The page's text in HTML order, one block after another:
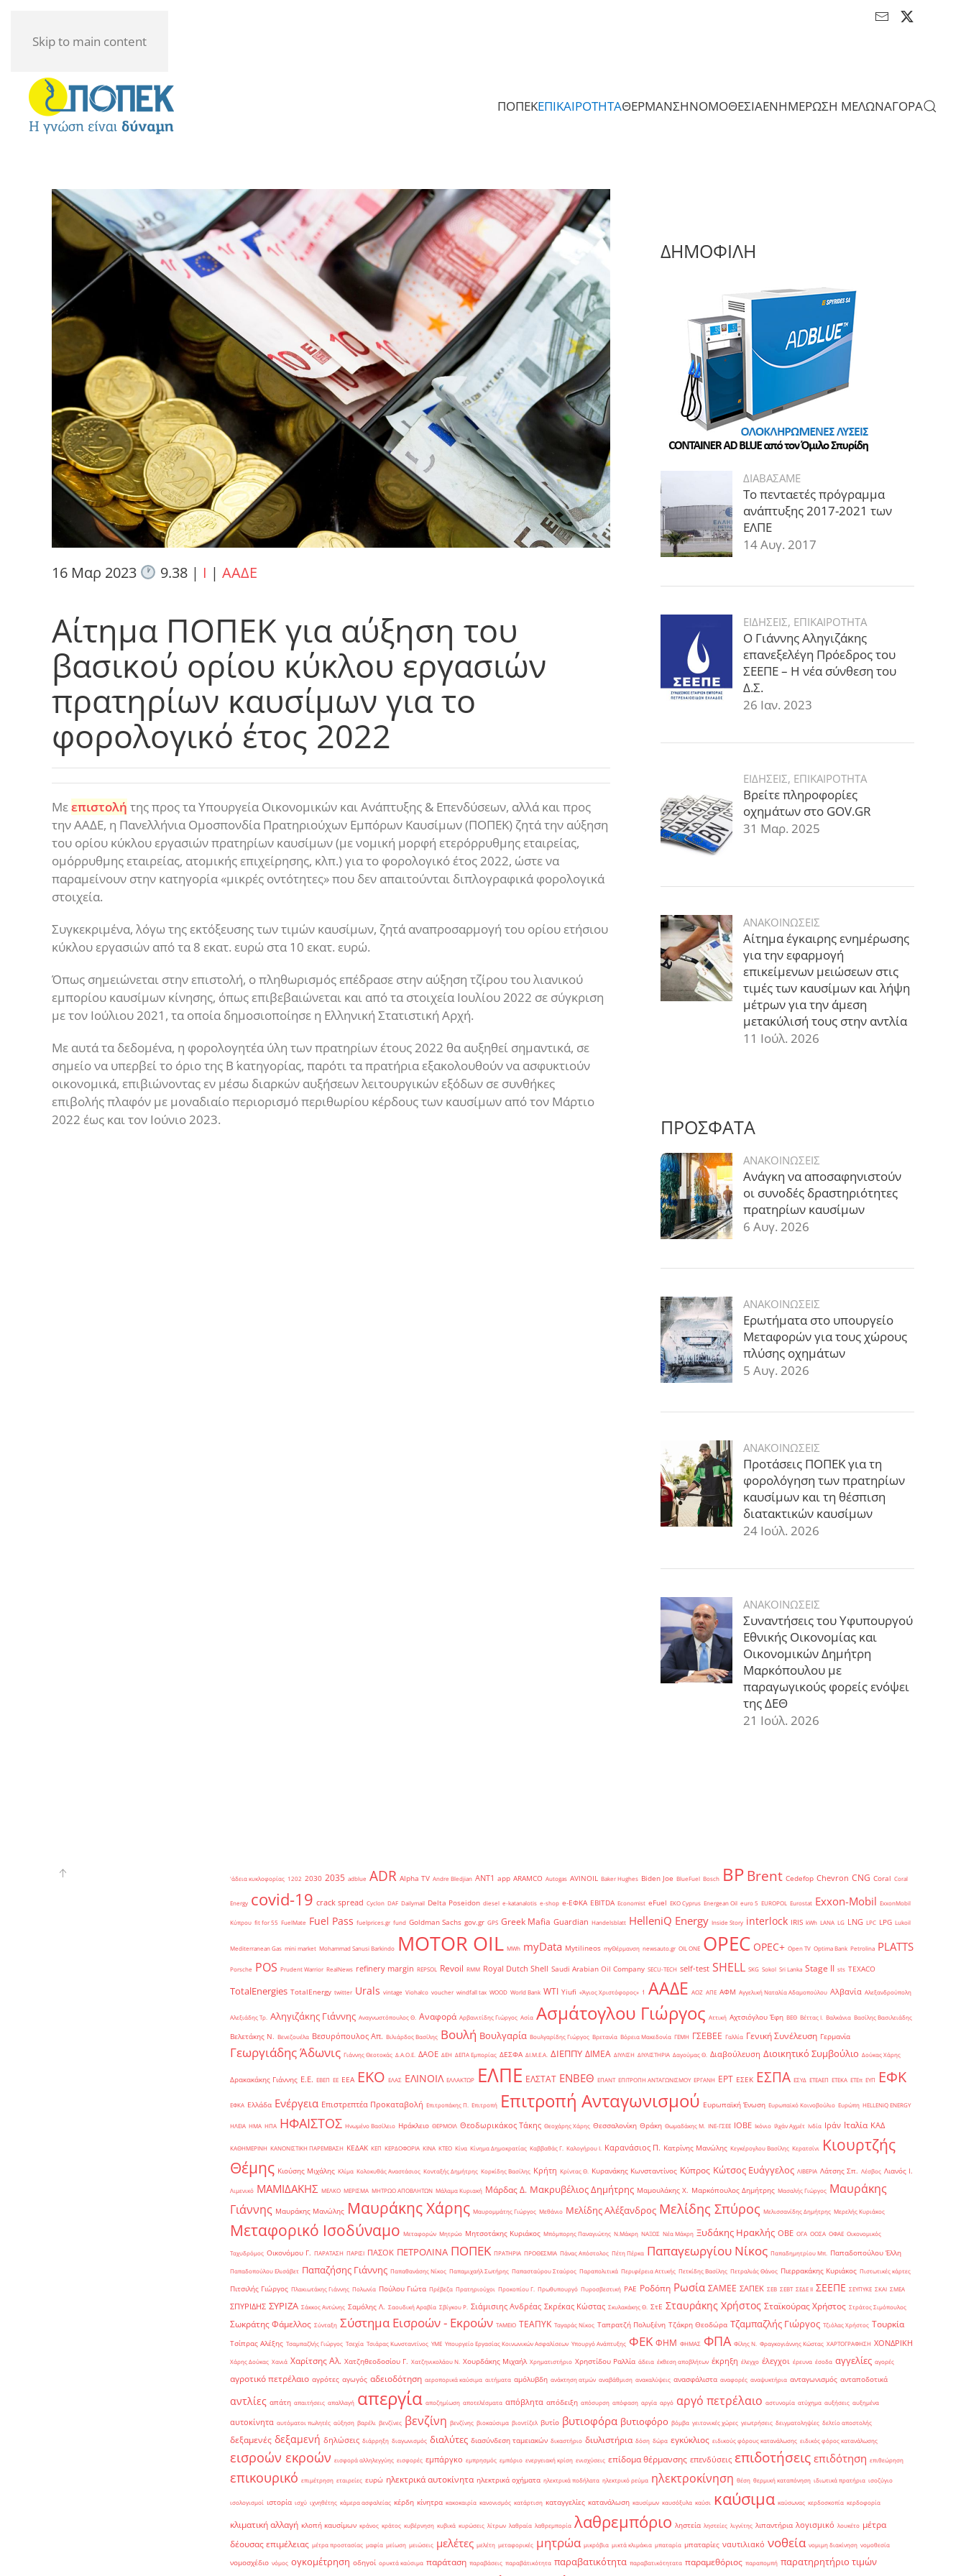
Skip to main content
ΠΟΠΕΚΕΠΙΚΑΙΡΟΤΗΤΑΘΕΡΜΑΝΣΗΝΟΜΟΘΕΣΙΑΕΝΗΜΕΡΩΣΗ ΜΕΛΩΝΑΓΟΡΑ
16 Μαρ 2023 9.38| I | ΑΑΔΕ
Αίτημα ΠΟΠΕΚ για αύξηση του
βασικού ορίου κύκλου εργασιών
πρατηρίων καυσίμων για το
φορολογικό έτος 2022
Μεεπιστολή της προς τα Υπουργεία Οικονομικών και Ανάπτυξης & Επενδύσεων, αλλά και προς
την ΑΑΔΕ, η Πανελλήνια Ομοσπονδία Πρατηριούχων Εμπόρων Καυσίμων (ΠΟΠΕΚ) ζητά την αύξηση
του ορίου κύκλου εργασιών πρατηρίων καυσίμων (με νομική μορφή ετερόρρυθμης εταιρείας,
ομόρρυθμης εταιρείας, ατομικής επιχείρησης, κλπ.) για το φορολογικό έτος 2022, ώστε να
παραμείνουν στην κατηγορία «μικρές οντότητες» που δεν απαιτούνται διπλογραφικά φορολογικά
στοιχεία.
Συγκεκριμένα, λόγω της εκτόξευσης των τιμών καυσίμων, ζητά αναπροσαρμογή του ορίου ετήσιου
κύκλου εργασιών από τα 8 εκατ. ευρώ στα 10 εκατ. ευρώ.
Όπως σημειώνεται στην επιστολή, ο πληθωρισμός επέδρασε στην αύξηση τζίρου του λιανικού
εμπορίου καυσίμων κίνησης, όπως επιβεβαιώνεται και από τα στοιχεία Ιουλίου 2022 σε σύγκριση
με τον Ιούλιου 2021, τα οποία δημοσιοποίησε η Ελληνική Στατιστική Αρχή.
Με αυτά τα δεδομένα, η φορολογητέα ύλη των πρατηρίων έτους 2022 θα αυξηθεί σημαντικά, σε
σημείο να υπερβεί το όριο της Β΄ κατηγορίας, παρότι τα πρατήρια εξακολουθούν να ασφυκτιούν
οικονομικά, επιβιώνοντας εν μέσω διαρκών αυξήσεων λειτουργικών εξόδων σε συνθήκες
επιβολής πλαφόν με μοναδιαίο περιορισμό περιθωρίου κέρδους των καυσίμων από τον Μάρτιο
2022 έως και τον Ιούνιο 2023.
ΔΗΜΟΦΙΛΗ
ΔΙΑΒΑΣΑΜΕ
Το πενταετές πρόγραμμα
ανάπτυξης 2017-2021 των
ΕΛΠΕ
14 Αυγ. 2017
ΕΙΔΗΣΕΙΣ, ΕΠΙΚΑΙΡΟΤΗΤΑ
Ο Γιάννης Αληγιζάκης
επανεξελέγη Πρόεδρος του
ΣΕΕΠΕ – Η νέα σύνθεση του
Δ.Σ.
26 Ιαν. 2023
ΕΙΔΗΣΕΙΣ, ΕΠΙΚΑΙΡΟΤΗΤΑ
Βρείτε πληροφορίες
οχημάτων στο GOV.GR
31 Μαρ. 2025
ΑΝΑΚΟΙΝΩΣΕΙΣ
Αίτημα έγκαιρης ενημέρωσης
για την εφαρμογή
επικείμενων μειώσεων στις
τιμές των καυσίμων και λήψη
μέτρων για την άμεση
μετακύλισή τους στην αντλία
11 Ιούλ. 2026
ΠΡΟΣΦΑΤΑ
ΑΝΑΚΟΙΝΩΣΕΙΣ
Ανάγκη να αποσαφηνιστούν
οι συνοδές δραστηριότητες
πρατηρίων καυσίμων
6 Αυγ. 2026
ΑΝΑΚΟΙΝΩΣΕΙΣ
Ερωτήματα στο υπουργείο
Μεταφορών για τους χώρους
πλύσης οχημάτων
5 Αυγ. 2026
ΑΝΑΚΟΙΝΩΣΕΙΣ
Προτάσεις ΠΟΠΕΚ για τη
φορολόγηση των πρατηρίων
καυσίμων και τη θέσπιση
διατακτικών καυσίμων
24 Ιούλ. 2026
ΑΝΑΚΟΙΝΩΣΕΙΣ
Συναντήσεις του Υφυπουργού
Εθνικής Οικονομίας και
Οικονομικών Δημήτρη
Μαρκόπουλου με
παραγωγικούς φορείς ενόψει
της ΔΕΘ
21 Ιούλ. 2026
'άδεια κυκλοφορίας 1202 2030 2035 adblue ADR Alpha TV Andre Bledjian ANT1 app ARAMCO Autogas AVINOIL Baker Hughes Biden Joe BlueFuel Bosch BPBrent Cedefop Chevron CNG Coral Coral
Energy covid-19 crack spread Cyclon DAF Dailymail Delta Poseidon diesel e-katanalotis e-shop e-ΕΦΚΑ EBITDA Economist eFuel EKO Cyprus Energean Oil euro 5 EUROPOL Eurostat Exxon-Mobil ExxonMobil
Κύπρου fit for 55 FuelMate Fuel Pass fuelprices.gr fund Goldman Sachs gov.gr GPS Greek Mafia Guardian Handelsblatt HelleniQ Energy Inside Story interlock IRIS kWh LANA LG LNG LPC LPG Lukoil
Mediterranean Gas mini market Mohammad Sanusi Barkindo MOTOR OIL MWh myData Mytilineos myΘέρμανση newsauto.gr OIL ONE OPEC OPEC+ Open TV Optima Bank Petrolina PLATTS
Porsche POS Prudent Warrior RealNews refinery margin REPSOL Revoil RMM Royal Dutch Shell Saudi Arabian Oil Company SECU-TECH self-test SHELL SKG Sokol Sri Lanka Stage II sts TEXACO
TotalEnergies TotalEnergy twitter Urals vintage Viohalco voucher windfall tax WOOD World Bank WTI Yiufi «Άγιος Χριστόφορος» ΄1 ΑΑΔΕ ΑΟΖ ΑΠΕ ΑΦΜ Αγγελική Ναταλία Αδαμοπούλου Αλβανία Αλεξανδρούπολη
Αλεξιάδης Τρ. Αληγιζάκης Γιάννης Αναγνωστόπουλος Θ. Αναφορά Αρβανιτίδης Γιώργος Ασία Ασμάτογλου Γιώργος Αττική Αχτσιόγλου Έφη ΒΕΘ Βέττας Ι. Βαλκάνια Βασίλης Βασιλειάδης
Βελετάκης Ν. Βενεζουέλα Βεσυρόπουλος Απ. Βιλιάρδος Βασίλης Βουλή Βουλγαρία Βουλγαρίδης Γιώργος Βρετανία Βόρεια Μακεδονία ΓΕΜΗ ΓΣΕΒΕΕ Γαλλία Γενική Συνέλευση Γερμανία
Γεωργιάδης Άδωνις Γιάννης Θεοτοκάς Δ.Α.Ο.Ε. ΔΑΟΕ ΔΕΗ ΔΕΠΑ Εμπορίας ΔΕΣΦΑ ΔΙ.Μ.Ε.Α. ΔΙΕΠΠΥ ΔΙΜΕΑ ΔΙΥΛΙΣΗ ΔΙΥΛΙΣΤΗΡΙΑ Δαγούμας Θ. Διαβούλευση Διοικητικό Συμβούλιο Δούκας Χάρης
Δρακακάκης Γιάννης Ε.Ε. ΕΒΕΠ ΕΕ ΕΕΑ ΕΚΟ ΕΛΑΣ ΕΛΙΝΟΙΛ ΕΛΛΑΚΤΩΡ ΕΛΠΕ ΕΛΣΤΑΤ ΕΝΒΕΘ ΕΠΑΝΤ ΕΠΙΤΡΟΠΗ ΑΝΤΑΓΩΝΙΣΜΟΥ ΕΡΓΑΝΗ ΕΡΤ ΕΣΕΚ ΕΣΠΑ ΕΣΥΔ ΕΤΕΑΕΠ ΕΤΕΚΑ ΕΤΕπ ΕΥΠ ΕΦΚ
ΕΦΚΑ Ελλάδα Ενέργεια Επιστρεπτέα Προκαταβολή Επιτροπάκης Π. Επιτροπή Επιτροπή Ανταγωνισμού Ευρωπαϊκή Ένωση Ευρωπαϊκό Κοινοβούλιο Ευρώπη ΗELLENiQ ENERGY
ΗΛΕΙΑ ΗΜΑ ΗΠΑ ΗΦΑΙΣΤΟΣ Ηνωμένο Βασίλειο Ηράκλειο ΘΕΡΜΟΙΛ Θεοδωρικάκος Τάκης Θεοχάρης Χάρης Θεσσαλονίκη Θράκη Θωμαδάκης Μ. ΙΝΕ-ΓΣΕΕ ΙΟΒΕ Ικόνιο Ιλχάν Αχμέτ Ινδία Ιράν Ιταλία ΚΑΔ
ΚΑΘΗΜΕΡΙΝΗ ΚΑΝΟΝΙΣΤΙΚΗ ΠΑΡΕΜΒΑΣΗ ΚΕΔΑΚ ΚΕΠ ΚΕΡΔΟΦΟΡΙΑ ΚΙΝΑ ΚΤΕΟ Κίνα Κίνημα Δημοκρατίας Καββαθάς Γ. Καλογήρου Ι. Καρανάσιος Π. Κατρίνης Μανώλης Κεγκέρογλου Βασίλης Κερατσίνι
Κιουρτζής
Θέμης Κιούσης Μιχάλης Κλίμα Κολοκυθάς Αναστάσιος Κονταξής Δημήτρης Κορκίδης Βασίλης Κρήτη Κρίντας Θ. Κυρανάκης Κωνσταντίνος Κύπρος Κώτσος Ευάγγελος ΛΙΒΕΡΙΑ Λάτσης Σπ. Λέσβος Λιανός Ι.
Λιμενικό ΜΑΜΙΔΑΚΗΣ ΜΕΛΚΟ ΜΕΡΙΣΜΑ ΜΗΤΡΩΟ ΑΠΟΒΛΗΤΩΝ Μάλαμα Κυριακή Μάρδας Δ. Μακρυβέλιος Δημήτρης Μαμουλάκης Χ. Μαρκόπουλος Δημήτρης Μασαλής Γιώργος Μαυράκης
Γιάννης Μαυράκης Μανώλης Μαυράκης Χάρης Μαυρομμάτης Γιώργος Μεθάνιο Μελίδης Αλέξανδρος Μελίδης Σπύρος Μελισσανίδης Δημήτρης Μερελής Κυριάκος
Μεταφορικό Ισοδύναμο Μεταφορών Μητρώο Μητσοτάκης Κυριάκος Μπόμπορης Παναγιώτης Ν.Μάκρη ΝΑΞΟΣ Νέα Μάκρη Ξυδάκης Ηρακλής ΟΒΕ ΟΓΑ ΟΟΣΑ ΟΦΑΕ Οικονομικός
Ταχυδρόμος Οικονόμου Γ. ΠΑΡΑΤΑΣΗ ΠΑΡΙΣΙ ΠΑΣΟΚ ΠΕΤΡΟΛΙΝΑ ΠΟΠΕΚ ΠΡΑΤΗΡΙΑ ΠΡΟΘΕΣΜΙΑ Πάνας Απόστολος Πέτη Πέρκα Παπαγεωργίου Νίκος Παπαδημητρίου Μπ. Παπαδοπούλου Έλλη
Παπαδοπούλου Ελισάβετ Παπαζήσης Γιάννης Παπαθανάσης Νίκος Παπαμιχαήλ Σωτήρης Παπασταύρου Σταύρος Παραπολιτικά Περιφέρεια Αττικής Πετκίδης Βασίλης Πετραλιάς Θάνος Πιερρακάκης Κυριάκος Πιστωτικές κάρτες
Πιτσιλής Γιώργος Πλακιωτάκης Γιάννης Πολωνία Πούλου Γιώτα Πρέβεζα Πρατηριούχοι Προκοπίου Γ. Πρωθυπουργό Πυροσβεστική ΡΑΕ Ροδόπη Ρωσία ΣΑΜΕΕ ΣΑΠΕΚ ΣΕΒ ΣΕΒΤ ΣΕΔΕ ΙΙ ΣΕΕΠΕ ΣΕΥΠΥΚΕ ΣΚΑΙ ΣΜΕΑ
ΣΠΥΡΙΔΗΣ ΣΥΡΙΖΑ Σάκκος Αντώνης Σαμόλης Λ. Σαουδική Αραβία Σβίγκου Ρ. Σιάμισιης Ανδρέας Σκρέκας Κώστας Σκυλακάκης Θ. ΣτΕ Σταυράκης Χρήστος Σταϊκούρας Χρήστος Στράτος Σιμόπουλος
Σωκράτης Φάμελλος Σύνταξη Σύστημα Εισροών - Εκροών ΤΑΜΕΙΟ ΤΕΑΠΥΚ Ταγαράς Νίκος Ταπρατζή Πολυξένη Τζάκρη Θεοδώρα Τζαμπαζλής Γιώργος Τζιόλας Χρήστος Τουρκία
Τσίπρας Αλέξης Τσαμπαζλής Γιώργος Τσεχία Τσιάρας Κωνσταντίνος ΥΜΕ Υπουργείο Εργασίας Κοινωνικών Ασφαλίσεων Υπουργό Ανάπτυξης ΦΕΚ ΦΗΜ ΦΗΜΑΣ ΦΠΑ Φίλης Ν. Φραγκογιάννης Κώστας ΧΑΡΤΟΓΡΑΦΗΣΗ ΧΟΝΔΡΙΚΗ
Χάρης Δούκας Χανιά Χαρίτσης Αλ. Χατζηθεοδοσίου Γ. Χατζηνικολάου Ν. Χουρδάκης Μιχαήλ Χρηματιστήριο Χρηστίδου Ραλλία άδεια έκθεση αποβλήτων έκρηξη έλεγχο έλεγχοι έρευνα έσοδα αγγελίες αγορές
αγροτικό πετρέλαιο αγρότες αγωγός αδειοδότηση αεροπορικά καύσιμα αιτήματα αμόλυβδη ανάκτηση ατμών αναβάθμιση ανακαλύψεις ανασφάλιστα αναφορές αναψυκτήρια ανταγωνισμός ανταποδοτικά
αντλίες απάτη απαιτήσεις απαλλαγή απεργία αποζημίωση αποτελέσματα απόβλητα απόδειξη απόσυρση απόφαση αργία αργό αργό πετρέλαιο αστυνομία ατύχημα αυξήσεις αυξημένα
αυτοκίνητα αυτόματοι πωλητές αύξηση βαρέλι βενζίνες βενζίνη βενζίνης βιοκαύσιμα βιοντίζελ βυτίο βυτιοφόρα βυτιοφόρο βόμβα γειτονικές χώρες γεωτρήσεις δειγματοληψίες δελτίο αποστολής
δεξαμενές δεξαμενή δηλώσεις διάρρηξη διαγωνισμός διαλύτες διασύνδεση ταμειακών δικαστήριο διυλιστήρια δόση δώρα εγκύκλιος ειδικούς φόρους κατανάλωσης ειδικός φόρος κατανάλωσης
εισροών εκροών εισφορά αλληλεγγύης εισφορές εμπάργκο εμπρησμός εμπόριο ενεργειακή κρίση ενισχύσεις επίδομα θέρμανσης επενδύσεις επιδοτήσεις επιδότηση επιθεώρηση
επικουρικό επιμέτρηση εταιρείες ευρώ ηλεκτρικά αυτοκίνητα ηλεκτρικά οχήματα ηλεκτρικά ποδήλατα ηλεκτρικό ρεύμα ηλεκτροκίνηση θέση θερμική καταπόνηση ιδιωτικά πρατήρια ισοζύγιο
ισολογισμοί ιστορία ισχύ ιχνηθέτης κάμερα ασφαλείας κέρδη κίνητρα κακοκαιρία κανονισμός κατάρτιση καταγγελίες κατανάλωση καυσίμων καυσόξυλα καύσι καύσιμα καύσωνας κερδοσκοπία κερδοφορία
κλιματική αλλαγή κλοπή καυσίμων κράνος κράτος κυβέρνηση κυβικά κυρώσεις λίτρων λαθραία λαθρεμπορία λαθρεμπόριο ληστεία ληστείες λιγνίτης λιπαντήρια λογισμικό λουκέτο μέτρα
δέουσας επιμέλειας μέτρα προστασίας μαφία μείωση μειώσεις μελέτες μελέτη μεταφορικές μητρώα μικρόβια μικτά κλιμάκια μπαταρία μπαταρίες ναυτιλιακό νοθεία νομιμη διακίνηση νομοθεσία
νομοσχέδιο νόμος ογκομέτρηση οδηγοί ορυκτά καύσιμα παράταση παραβάσεις παραβάτικότητα παραβατικότητα παραβατικότητατα παραμεθόριος παραπομπή παρατηρητήριο τιμών